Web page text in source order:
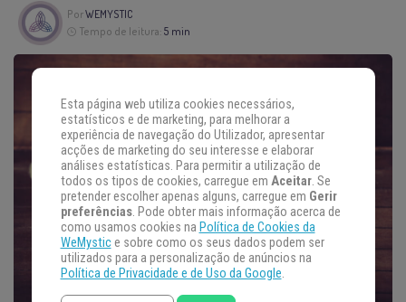
PorWEMYSTIC
Tempo de leitura: 5 min
Esta página web utiliza cookies necessários,
estatísticos e de marketing, para melhorar a
experiência de navegação do Utilizador, apresentar
acções de marketing do seu interesse e elaborar
análises estatísticas. Para permitir a utilização de
todos os tipos de cookies, carregue em Aceitar. Se
pretender escolher apenas alguns, carregue em Gerir
preferências. Pode obter mais informação acerca de
como usamos cookies na Política de Cookies da
WeMystice sobre como os seus dados podem ser
utilizados para a personalização de anúncios na
Política de Privacidade e de Uso da Google.